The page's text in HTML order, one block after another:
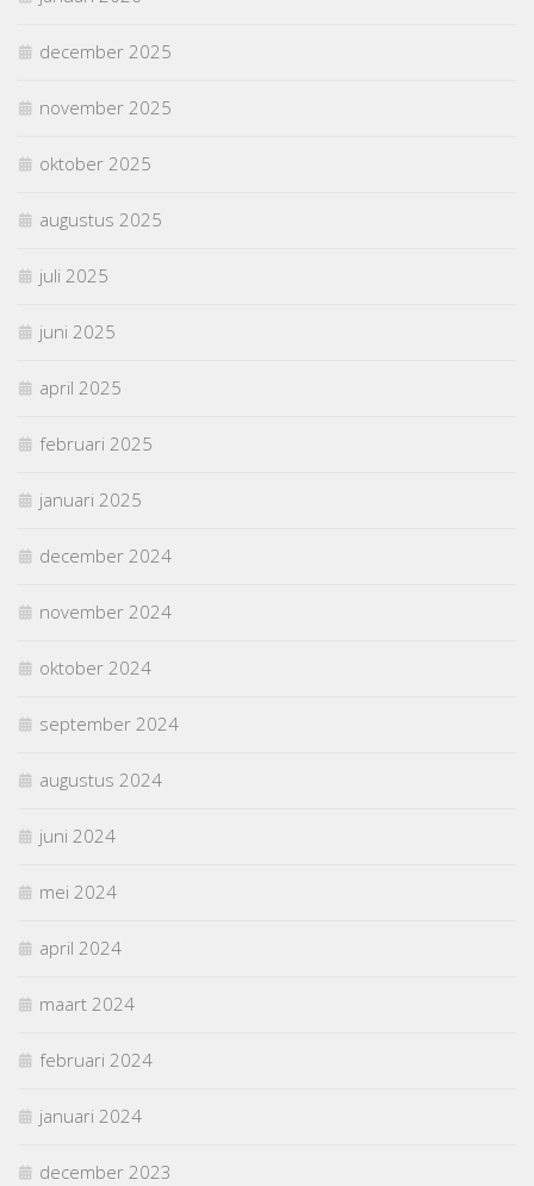
december 2025
november 2025
oktober 2025
augustus 2025
juli 2025
juni 2025
april 2025
februari 2025
januari 2025
december 2024
november 2024
oktober 2024
september 2024
augustus 2024
juni 2024
mei 2024
april 2024
maart 2024
februari 2024
januari 2024
december 2023